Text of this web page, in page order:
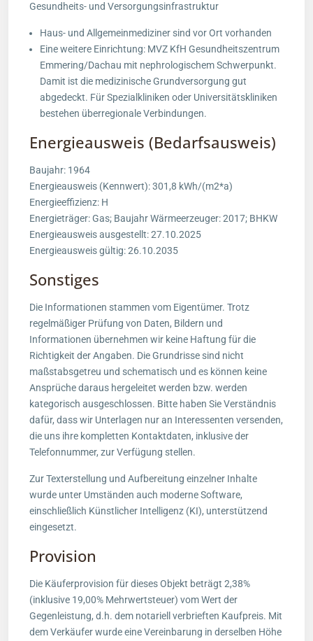
Gesundheits- und Versorgungsinfrastruktur
Haus- und Allgemeinmediziner sind vor Ort vorhanden
Eine weitere Einrichtung: MVZ KfH Gesundheitszentrum
Emmering/Dachau mit nephrologischem Schwerpunkt.
Damit ist die medizinische Grundversorgung gut
abgedeckt. Für Spezialkliniken oder Universitätskliniken
bestehen überregionale Verbindungen.
Energieausweis (Bedarfsausweis)
Baujahr: 1964
Energieausweis (Kennwert): 301,8 kWh/(m2*a)
Energieeffizienz: H
Energieträger: Gas; Baujahr Wärmeerzeuger: 2017; BHKW
Energieausweis ausgestellt: 27.10.2025
Energieausweis gültig: 26.10.2035
Sonstiges
Die Informationen stammen vom Eigentümer. Trotz
regelmäßiger Prüfung von Daten, Bildern und
Informationen übernehmen wir keine Haftung für die
Richtigkeit der Angaben. Die Grundrisse sind nicht
maßstabsgetreu und schematisch und es können keine
Ansprüche daraus hergeleitet werden bzw. werden
kategorisch ausgeschlossen. Bitte haben Sie Verständnis
dafür, dass wir Unterlagen nur an Interessenten versenden,
die uns ihre kompletten Kontaktdaten, inklusive der
Telefonnummer, zur Verfügung stellen.
Zur Texterstellung und Aufbereitung einzelner Inhalte
wurde unter Umständen auch moderne Software,
einschließlich Künstlicher Intelligenz (KI), unterstützend
eingesetzt.
Provision
Die Käuferprovision für dieses Objekt beträgt 2,38%
(inklusive 19,00% Mehrwertsteuer) vom Wert der
Gegenleistung, d.h. dem notariell verbrieften Kaufpreis. Mit
dem Verkäufer wurde eine Vereinbarung in derselben Höhe